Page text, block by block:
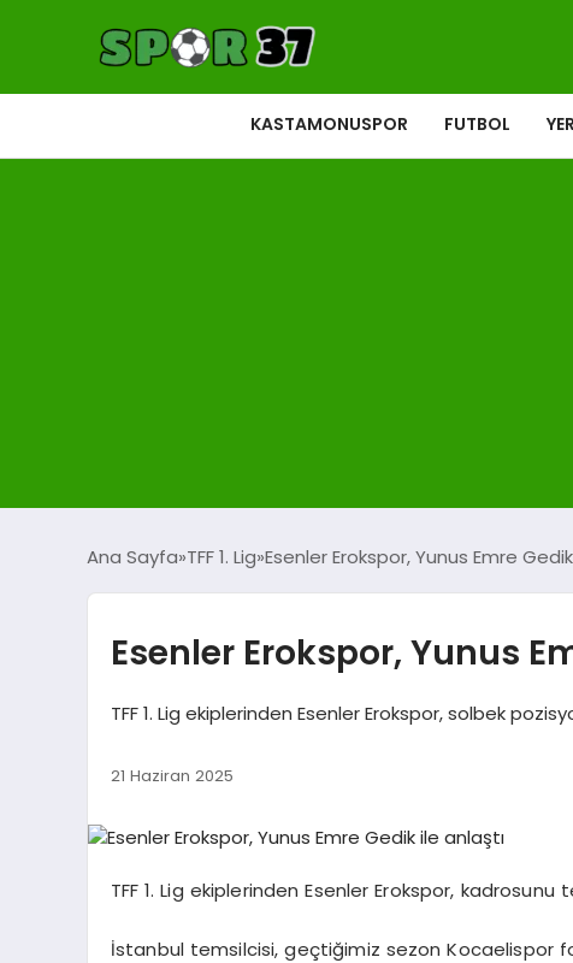
KASTAMONUSPOR FUTBOL
Ana Sayfa TFF 1. Lig Esenler Erokspor, Yunus Emre
Esenler Erokspor, Yunus
TFF 1. Lig ekiplerinden Esenler Erokspor, solbek
21 Haziran 2025
TFF 1. Lig ekiplerinden Esenler Erokspor,
İstanbul temsilcisi, geçtiğimiz sezon Kocaelispor